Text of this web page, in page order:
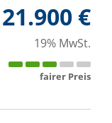
21.900 €
19% MwSt.
fairer Preis